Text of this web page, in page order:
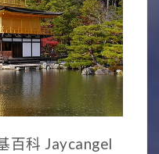
百科 Jaycangel